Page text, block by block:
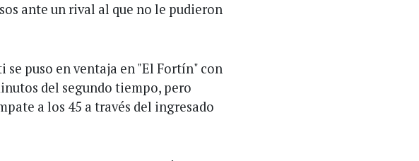
ante un rival al que no le pudieron
se puso en ventaja en "El Fortín" con
del segundo tiempo, pero
a los 45 a través del ingresado